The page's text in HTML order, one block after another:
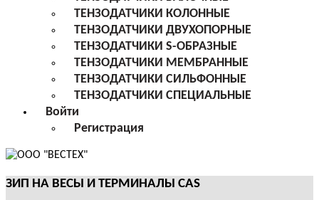
ТЕНЗОДАТЧИКИ КОЛОННЫЕ
ТЕНЗОДАТЧИКИ ДВУХОПОРНЫЕ
ТЕНЗОДАТЧИКИ S-ОБРАЗНЫЕ
ТЕНЗОДАТЧИКИ МЕМБРАННЫЕ
ТЕНЗОДАТЧИКИ СИЛЬФОННЫЕ
ТЕНЗОДАТЧИКИ СПЕЦИАЛЬНЫЕ
Войти
Регистрация
ЗИП НА ВЕСЫ И ТЕРМИНАЛЫ CAS